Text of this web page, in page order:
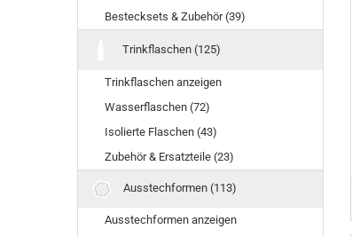
Bestecksets & Zubehör (39)
Trinkflaschen (125)
Trinkflaschen anzeigen
Wasserflaschen (72)
Isolierte Flaschen (43)
Zubehör & Ersatzteile (23)
Ausstechformen (113)
Ausstechformen anzeigen